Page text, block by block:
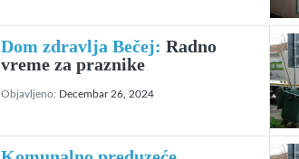
Dom zdravlja Bečej: Radno
vreme za praznike
Objavljeno: Decembar 26, 2024